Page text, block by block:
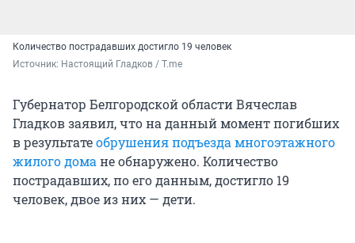
Количество пострадавших достигло 19 человек
Источник: Настоящий Гладков / T.me
Губернатор Белгородской области Вячеслав
Гладков заявил, что на данный момент погибших
в результатеобрушения подъезда многоэтажного
жилого домане обнаружено. Количество
пострадавших, по его данным, достигло 19
человек, двое из них — дети.